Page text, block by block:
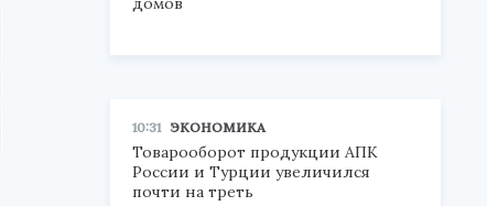
10:31 ЭКОНОМИКА
Товарооборот продукции АПК
России и Турции увеличился
почти на треть